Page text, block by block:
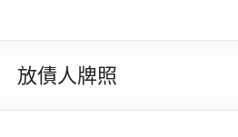
有
限
放債人牌照